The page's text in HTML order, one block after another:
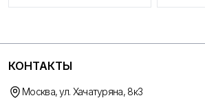
КОНТАКТЫ
Москва, ул. Хачатуряна, 8к3